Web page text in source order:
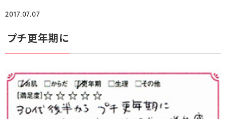
2017.07.07
プチ更年期に